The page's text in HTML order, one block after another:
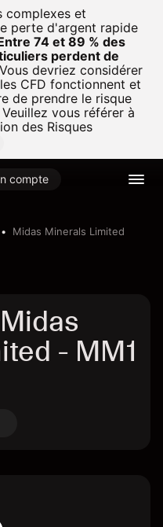
complexes et
perte d'argent rapide
74 et 89 % des
perdent de
Vous devriez considérer
CFD fonctionnent et
de prendre le risque
vous référer à
des Risques
compte
Midas Minerals Limited
- MM1